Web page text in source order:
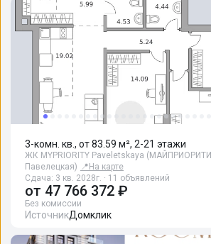
3-комн. кв., от 83.59 м², 2-21 этажи
ЖК MYPRIORITY Paveletskaya (МАЙПРИОРИТИ
Павелецкая) 📍 На карте
Сдача: 3 кв. 2028г. · 11 объявлений
от 47 766 372 ₽
Без комиссии
ИсточникДомклик